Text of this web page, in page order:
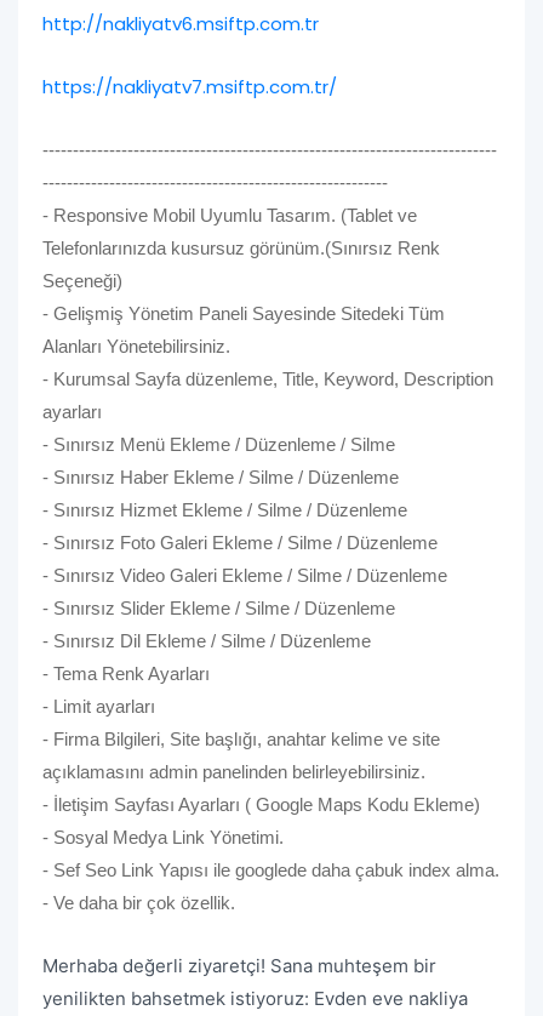
http://nakliyatv6.msiftp.com.tr
https://nakliyatv7.msiftp.com.tr/
---------------------------------------------------------------------------
---------------------------------------------------------
- Responsive Mobil Uyumlu Tasarım. (Tablet ve
Telefonlarınızda kusursuz görünüm.(Sınırsız Renk
Seçeneği)
- Gelişmiş Yönetim Paneli Sayesinde Sitedeki Tüm
Alanları Yönetebilirsiniz.
- Kurumsal Sayfa düzenleme, Title, Keyword, Description
ayarları
- Sınırsız Menü Ekleme / Düzenleme / Silme
- Sınırsız Haber Ekleme / Silme / Düzenleme
- Sınırsız Hizmet Ekleme / Silme / Düzenleme
- Sınırsız Foto Galeri Ekleme / Silme / Düzenleme
- Sınırsız Video Galeri Ekleme / Silme / Düzenleme
- Sınırsız Slider Ekleme / Silme / Düzenleme
- Sınırsız Dil Ekleme / Silme / Düzenleme
- Tema Renk Ayarları
- Limit ayarları
- Firma Bilgileri, Site başlığı, anahtar kelime ve site
açıklamasını admin panelinden belirleyebilirsiniz.
- İletişim Sayfası Ayarları ( Google Maps Kodu Ekleme)
- Sosyal Medya Link Yönetimi.
- Sef Seo Link Yapısı ile googlede daha çabuk index alma.
- Ve daha bir çok özellik.
Merhaba değerli ziyaretçi! Sana muhteşem bir
yenilikten bahsetmek istiyoruz: Evden eve nakliya